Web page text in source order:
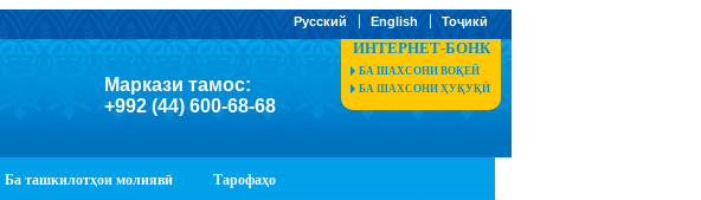
Русский English Тоҷикӣ
Маркази тамос:
+992 (44) 600-68-68
ИНТЕРНЕТ-БОНК
БА ШАХСОНИ ВОҚЕӢ
БА ШАХСОНИ ҲУҚУҚӢ
Ба ташкилотҳои молиявӣ Тарофаҳо